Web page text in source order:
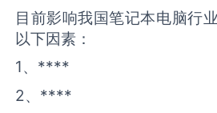
目前影响我国笔记本电脑行
以下因素：
1、****
2、****